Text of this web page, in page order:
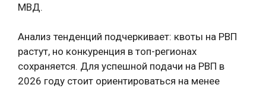
МВД.
Анализ тенденций подчеркивает: квоты на РВП
растут, но конкуренция в топ-регионах
сохраняется. Для успешной подачи на РВП в
2026 году стоит ориентироваться на менее